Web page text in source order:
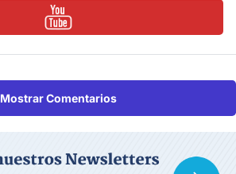
Mostrar Comentarios